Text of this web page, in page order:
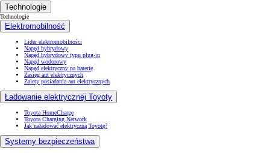
Technologie
Technologie
Elektromobilność
Lider elektromobilności
Napęd hybrydowy
Napęd hybrydowy typu plug-in
Napęd wodorowy
Napęd elektryczny na baterię
Zasięg aut elektrycznych
Zalety posiadania aut elektrycznych
Ładowanie elektrycznej Toyoty
Toyota HomeCharge
Toyota Charging Network
Jak naładować elektryczną Toyotę?
Systemy bezpieczeństwa